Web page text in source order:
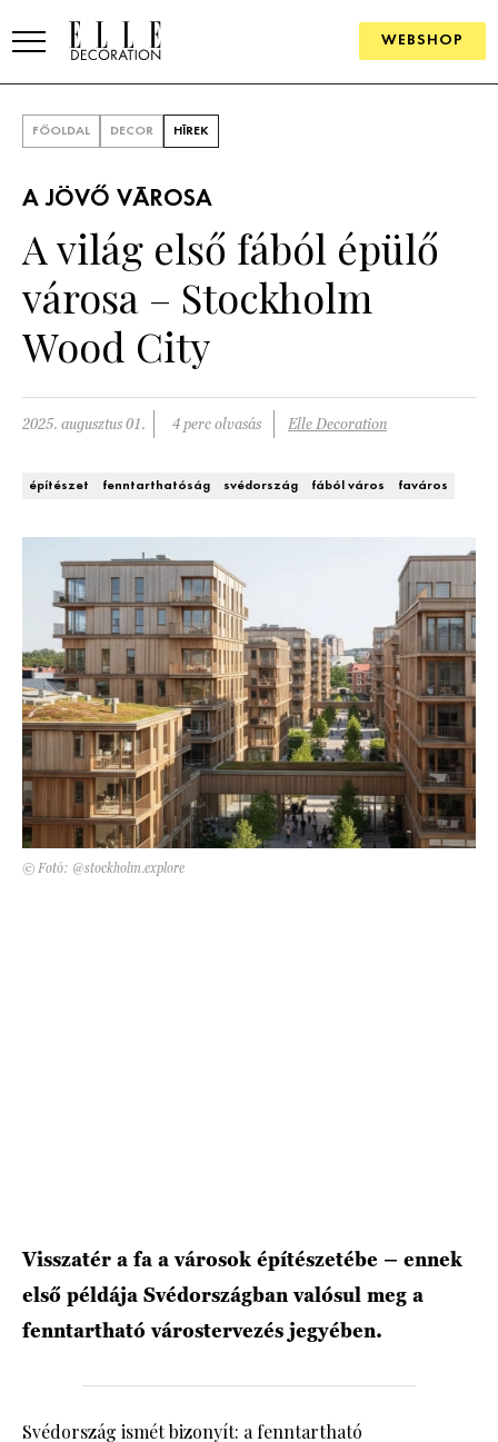
WEBSHOP
SZOBÁK
Konyha
Fürdőszoba
Nappali
ÖTLETEK
Szállodák és vendégházak WEBSHOP
FŐOLDAL DECOR HÍREK
A JÖVŐ VÁROSA
A világ első fából épülő
városa – Stockholm
Wood City
2025. augusztus 01. 4 perc olvasás Elle Decoration
építészet fenntarthatóság svédország fából város faváros
© Fotó: @stockholm.explore
Visszatér a fa a városok építészetébe – ennek
első példája Svédországban valósul meg a
fenntartható várostervezés jegyében.
Svédország ismét bizonyít: a fenntartható